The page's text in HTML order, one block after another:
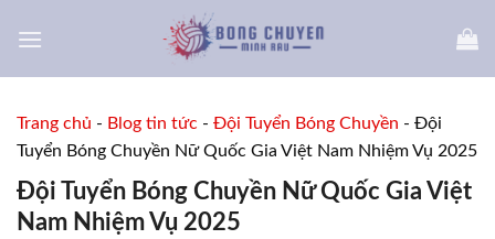
Trang chủ - Blog tin tức - Đội Tuyển Bóng Chuyền - Đội
Tuyển Bóng Chuyền Nữ Quốc Gia Việt Nam Nhiệm Vụ 2025
Đội Tuyển Bóng Chuyền Nữ Quốc Gia Việt
Nam Nhiệm Vụ 2025